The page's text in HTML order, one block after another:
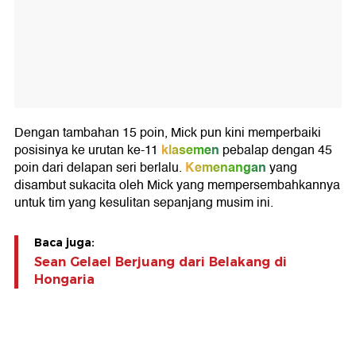
Dengan tambahan 15 poin, Mick pun kini memperbaiki
posisinya ke urutan ke-11 klasemen pebalap dengan 45
poin dari delapan seri berlalu. Kemenanganyang
disambut sukacita oleh Mick yang mempersembahkannya
untuk tim yang kesulitan sepanjang musim ini.
Baca juga:
Sean Gelael Berjuang dari Belakang di
Hongaria